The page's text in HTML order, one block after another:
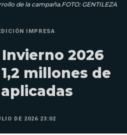
de la campaña.FOTO: GENTILEZA
IMPRESA
2026
millones de
DE 2026 23:02